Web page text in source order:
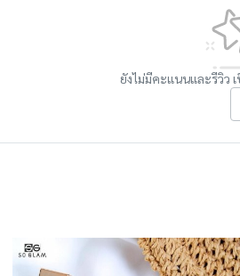
ยังไม่มีคะแนนและรีวิว